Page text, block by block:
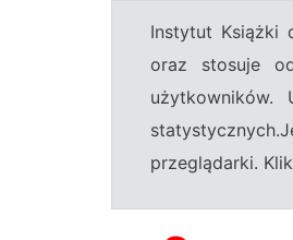
Instytut Książki
oraz stosuje
przeglądarki.